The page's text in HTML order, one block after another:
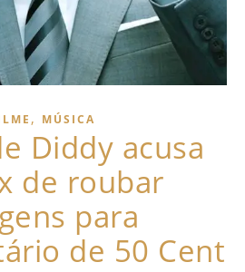
, MÚSICA
Diddy acusa
de roubar
para
de 50 Cent